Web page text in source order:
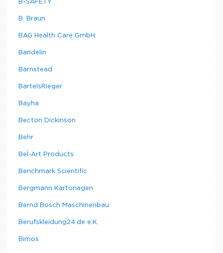
B-SAFETY
B. Braun
BAG Health Care GmbH
Bandelin
Barnstead
BartelsRieger
Bayha
Becton Dickinson
Behr
Bel-Art Products
Benchmark Scientific
Bergmann Kartonagen
Bernd Bosch Maschinenbau
Berufskleidung24.de e.K.
Bimos